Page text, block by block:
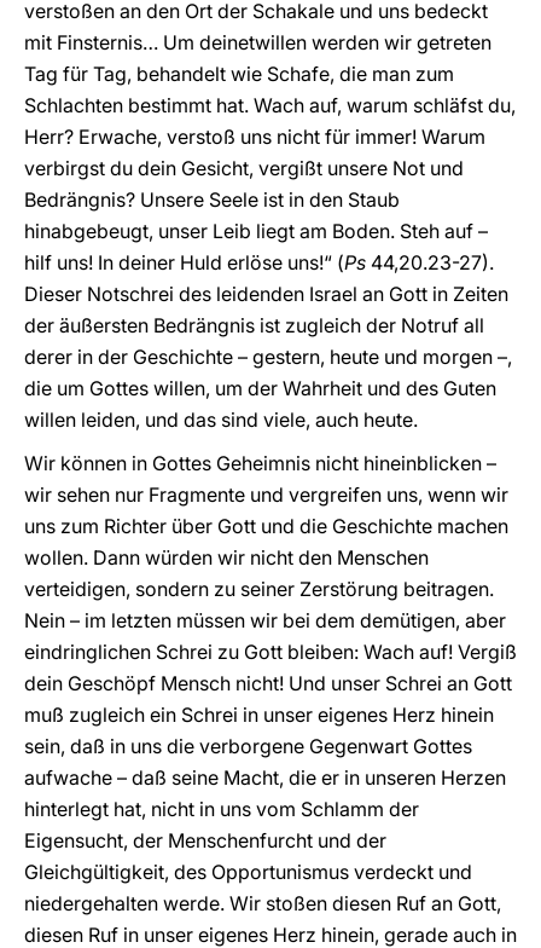
verstoßen an den Ort der Schakale und uns bedeckt
mit Finsternis… Um deinetwillen werden wir getreten
Tag für Tag, behandelt wie Schafe, die man zum
Schlachten bestimmt hat. Wach auf, warum schläfst du,
Herr? Erwache, verstoß uns nicht für immer! Warum
verbirgst du dein Gesicht, vergißt unsere Not und
Bedrängnis? Unsere Seele ist in den Staub
hinabgebeugt, unser Leib liegt am Boden. Steh auf –
hilf uns! In deiner Huld erlöse uns!“ (Ps 44,20.23-27).
Dieser Notschrei des leidenden Israel an Gott in Zeiten
der äußersten Bedrängnis ist zugleich der Notruf all
derer in der Geschichte – gestern, heute und morgen –,
die um Gottes willen, um der Wahrheit und des Guten
willen leiden, und das sind viele, auch heute.
Wir können in Gottes Geheimnis nicht hineinblicken –
wir sehen nur Fragmente und vergreifen uns, wenn wir
uns zum Richter über Gott und die Geschichte machen
wollen. Dann würden wir nicht den Menschen
verteidigen, sondern zu seiner Zerstörung beitragen.
Nein – im letzten müssen wir bei dem demütigen, aber
eindringlichen Schrei zu Gott bleiben: Wach auf! Vergiß
dein Geschöpf Mensch nicht! Und unser Schrei an Gott
muß zugleich ein Schrei in unser eigenes Herz hinein
sein, daß in uns die verborgene Gegenwart Gottes
aufwache – daß seine Macht, die er in unseren Herzen
hinterlegt hat, nicht in uns vom Schlamm der
Eigensucht, der Menschenfurcht und der
Gleichgültigkeit, des Opportunismus verdeckt und
niedergehalten werde. Wir stoßen diesen Ruf an Gott,
diesen Ruf in unser eigenes Herz hinein, gerade auch in